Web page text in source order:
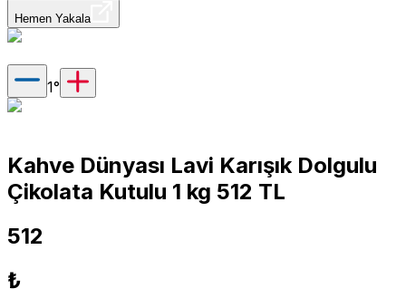
Hemen Yakala
1°
Kahve Dünyası Lavi Karışık Dolgulu
Çikolata Kutulu 1 kg 512 TL
512
₺